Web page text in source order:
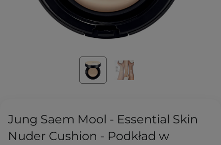
Jung Saem Mool - Essential Skin
Nuder Cushion - Podkład w